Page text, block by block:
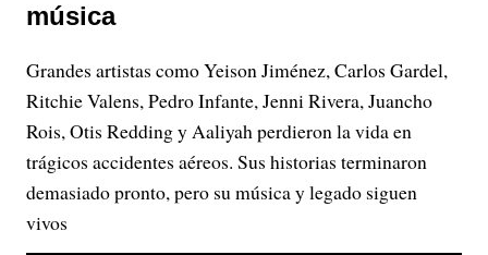
música
Grandes artistas como Yeison Jiménez, Carlos Gardel,
Ritchie Valens, Pedro Infante, Jenni Rivera, Juancho
Rois, Otis Redding y Aaliyah perdieron la vida en
trágicos accidentes aéreos. Sus historias terminaron
demasiado pronto, pero su música y legado siguen
vivos